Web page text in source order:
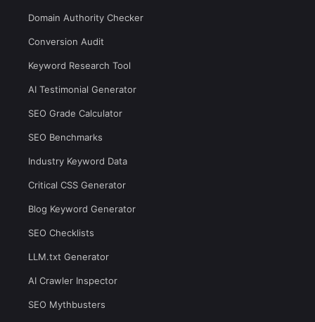
Domain Authority Checker
Conversion Audit
Keyword Research Tool
AI Testimonial Generator
SEO Grade Calculator
SEO Benchmarks
Industry Keyword Data
Critical CSS Generator
Blog Keyword Generator
SEO Checklists
LLM.txt Generator
AI Crawler Inspector
SEO Mythbusters